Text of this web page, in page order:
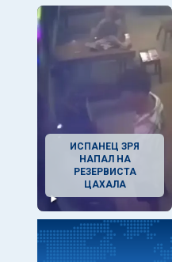
ИСПАНЕЦ ЗРЯ
НАПАЛ НА
РЕЗЕРВИСТА
ЦАХАЛА